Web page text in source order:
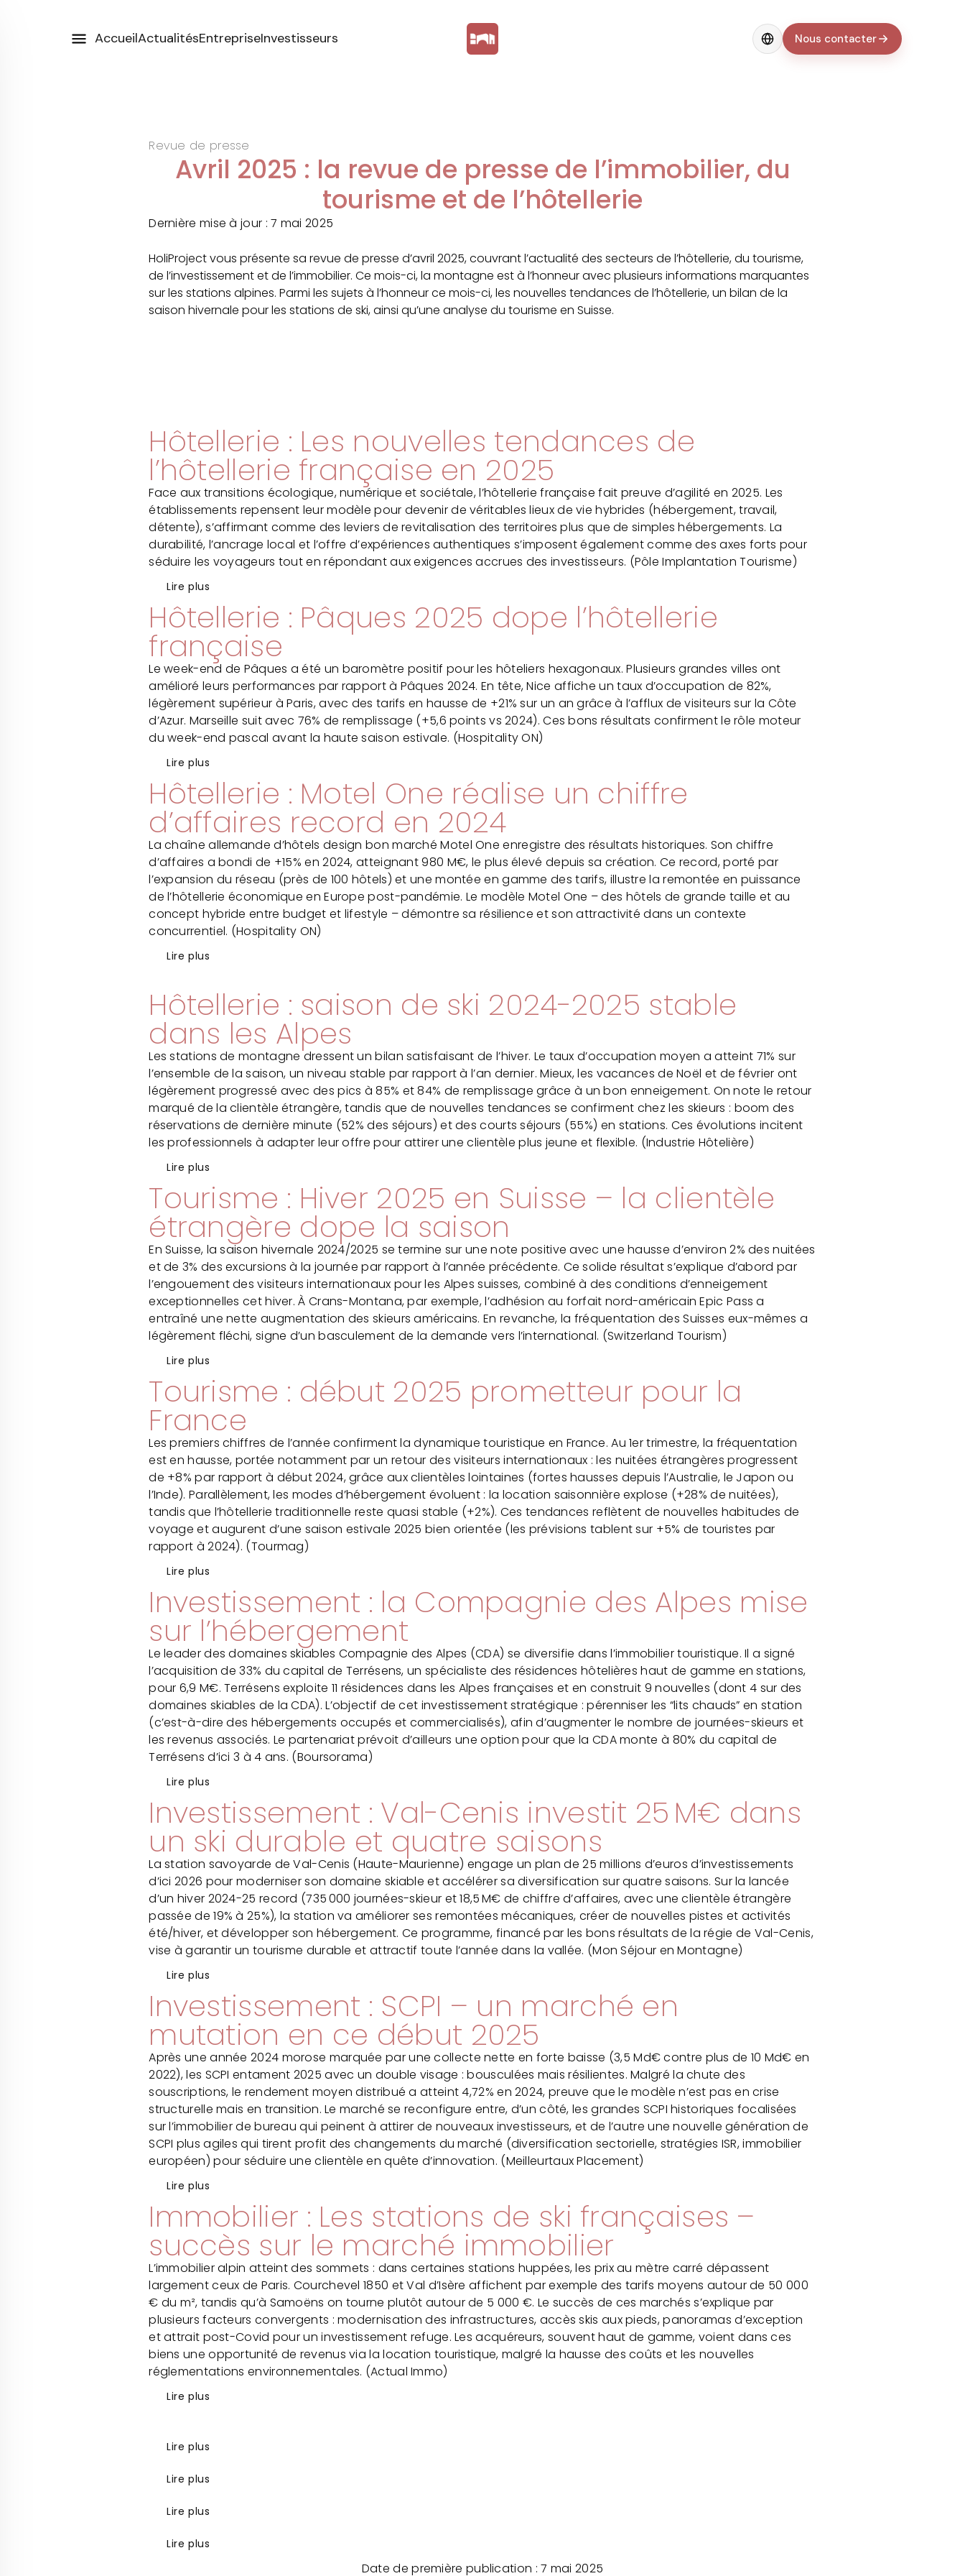
AccueilActualitésEntrepriseInvestisseurs Change language
Nous contacter
Revue de presse
Avril 2025 : la revue de presse de l’immobilier, du
tourisme et de l’hôtellerie
Dernière mise à jour : 7 mai 2025
HoliProject vous présente sa revue de presse d’avril 2025, couvrant l’actualité des secteurs de l’hôtellerie, du tourisme,
de l’investissement et de l’immobilier. Ce mois-ci, la montagne est à l’honneur avec plusieurs informations marquantes
sur les stations alpines. Parmi les sujets à l’honneur ce mois-ci, les nouvelles tendances de l’hôtellerie, un bilan de la
saison hivernale pour les stations de ski, ainsi qu’une analyse du tourisme en Suisse.
Hôtellerie : Les nouvelles tendances de
l’hôtellerie française en 2025
Face aux transitions écologique, numérique et sociétale, l’hôtellerie française fait preuve d’agilité en 2025. Les
établissements repensent leur modèle pour devenir de véritables lieux de vie hybrides (hébergement, travail,
détente), s’affirmant comme des leviers de revitalisation des territoires plus que de simples hébergements. La
durabilité, l’ancrage local et l’offre d’expériences authentiques s’imposent également comme des axes forts pour
séduire les voyageurs tout en répondant aux exigences accrues des investisseurs. (Pôle Implantation Tourisme)
Lire plus
Hôtellerie : Pâques 2025 dope l’hôtellerie
française
Le week-end de Pâques a été un baromètre positif pour les hôteliers hexagonaux. Plusieurs grandes villes ont
amélioré leurs performances par rapport à Pâques 2024. En tête, Nice affiche un taux d’occupation de 82%,
légèrement supérieur à Paris, avec des tarifs en hausse de +21% sur un an grâce à l’afflux de visiteurs sur la Côte
d’Azur. Marseille suit avec 76% de remplissage (+5,6 points vs 2024). Ces bons résultats confirment le rôle moteur
du week-end pascal avant la haute saison estivale. (Hospitality ON)
Lire plus
Hôtellerie : Motel One réalise un chiffre
d’affaires record en 2024
La chaîne allemande d’hôtels design bon marché Motel One enregistre des résultats historiques. Son chiffre
d’affaires a bondi de +15% en 2024, atteignant 980 M€, le plus élevé depuis sa création. Ce record, porté par
l’expansion du réseau (près de 100 hôtels) et une montée en gamme des tarifs, illustre la remontée en puissance
de l’hôtellerie économique en Europe post-pandémie. Le modèle Motel One – des hôtels de grande taille et au
concept hybride entre budget et lifestyle – démontre sa résilience et son attractivité dans un contexte
concurrentiel. (Hospitality ON)
Lire plus
Hôtellerie : saison de ski 2024-2025 stable
dans les Alpes
Les stations de montagne dressent un bilan satisfaisant de l’hiver. Le taux d’occupation moyen a atteint 71% sur
l’ensemble de la saison, un niveau stable par rapport à l’an dernier. Mieux, les vacances de Noël et de février ont
légèrement progressé avec des pics à 85% et 84% de remplissage grâce à un bon enneigement. On note le retour
marqué de la clientèle étrangère, tandis que de nouvelles tendances se confirment chez les skieurs : boom des
réservations de dernière minute (52% des séjours) et des courts séjours (55%) en stations. Ces évolutions incitent
les professionnels à adapter leur offre pour attirer une clientèle plus jeune et flexible. (Industrie Hôtelière)
Lire plus
Tourisme : Hiver 2025 en Suisse – la clientèle
étrangère dope la saison
En Suisse, la saison hivernale 2024/2025 se termine sur une note positive avec une hausse d’environ 2% des nuitées
et de 3% des excursions à la journée par rapport à l’année précédente. Ce solide résultat s’explique d’abord par
l’engouement des visiteurs internationaux pour les Alpes suisses, combiné à des conditions d’enneigement
exceptionnelles cet hiver. À Crans-Montana, par exemple, l’adhésion au forfait nord-américain Epic Pass a
entraîné une nette augmentation des skieurs américains. En revanche, la fréquentation des Suisses eux-mêmes a
légèrement fléchi, signe d’un basculement de la demande vers l’international. (Switzerland Tourism)
Lire plus
Tourisme : début 2025 prometteur pour la
France
Les premiers chiffres de l’année confirment la dynamique touristique en France. Au 1er trimestre, la fréquentation
est en hausse, portée notamment par un retour des visiteurs internationaux : les nuitées étrangères progressent
de +8% par rapport à début 2024, grâce aux clientèles lointaines (fortes hausses depuis l’Australie, le Japon ou
l’Inde). Parallèlement, les modes d’hébergement évoluent : la location saisonnière explose (+28% de nuitées),
tandis que l’hôtellerie traditionnelle reste quasi stable (+2%). Ces tendances reflètent de nouvelles habitudes de
voyage et augurent d’une saison estivale 2025 bien orientée (les prévisions tablent sur +5% de touristes par
rapport à 2024). (Tourmag)
Lire plus
Investissement : la Compagnie des Alpes mise
sur l’hébergement
Le leader des domaines skiables Compagnie des Alpes (CDA) se diversifie dans l’immobilier touristique. Il a signé
l’acquisition de 33% du capital de Terrésens, un spécialiste des résidences hôtelières haut de gamme en stations,
pour 6,9 M€. Terrésens exploite 11 résidences dans les Alpes françaises et en construit 9 nouvelles (dont 4 sur des
domaines skiables de la CDA). L’objectif de cet investissement stratégique : pérenniser les “lits chauds” en station
(c’est-à-dire des hébergements occupés et commercialisés), afin d’augmenter le nombre de journées-skieurs et
les revenus associés. Le partenariat prévoit d’ailleurs une option pour que la CDA monte à 80% du capital de
Terrésens d’ici 3 à 4 ans. (Boursorama)
Lire plus
Investissement : Val-Cenis investit 25 M€ dans
un ski durable et quatre saisons
La station savoyarde de Val-Cenis (Haute-Maurienne) engage un plan de 25 millions d’euros d’investissements
d’ici 2026 pour moderniser son domaine skiable et accélérer sa diversification sur quatre saisons. Sur la lancée
d’un hiver 2024-25 record (735 000 journées-skieur et 18,5 M€ de chiffre d’affaires, avec une clientèle étrangère
passée de 19% à 25%), la station va améliorer ses remontées mécaniques, créer de nouvelles pistes et activités
été/hiver, et développer son hébergement. Ce programme, financé par les bons résultats de la régie de Val-Cenis,
vise à garantir un tourisme durable et attractif toute l’année dans la vallée. (Mon Séjour en Montagne)
Lire plus
Investissement : SCPI – un marché en
mutation en ce début 2025
Après une année 2024 morose marquée par une collecte nette en forte baisse (3,5 Md€ contre plus de 10 Md€ en
2022), les SCPI entament 2025 avec un double visage : bousculées mais résilientes. Malgré la chute des
souscriptions, le rendement moyen distribué a atteint 4,72% en 2024, preuve que le modèle n’est pas en crise
structurelle mais en transition. Le marché se reconfigure entre, d’un côté, les grandes SCPI historiques focalisées
sur l’immobilier de bureau qui peinent à attirer de nouveaux investisseurs, et de l’autre une nouvelle génération de
SCPI plus agiles qui tirent profit des changements du marché (diversification sectorielle, stratégies ISR, immobilier
européen) pour séduire une clientèle en quête d’innovation. (Meilleurtaux Placement)
Lire plus
Immobilier : Les stations de ski françaises –
succès sur le marché immobilier
L’immobilier alpin atteint des sommets : dans certaines stations huppées, les prix au mètre carré dépassent
largement ceux de Paris. Courchevel 1850 et Val d’Isère affichent par exemple des tarifs moyens autour de 50 000
€ du m², tandis qu’à Samoëns on tourne plutôt autour de 5 000 €. Le succès de ces marchés s’explique par
plusieurs facteurs convergents : modernisation des infrastructures, accès skis aux pieds, panoramas d’exception
et attrait post-Covid pour un investissement refuge. Les acquéreurs, souvent haut de gamme, voient dans ces
biens une opportunité de revenus via la location touristique, malgré la hausse des coûts et les nouvelles
réglementations environnementales. (Actual Immo)
Lire plus
Lire plus
Lire plus
Lire plus
Lire plus
Date de première publication : 7 mai 2025